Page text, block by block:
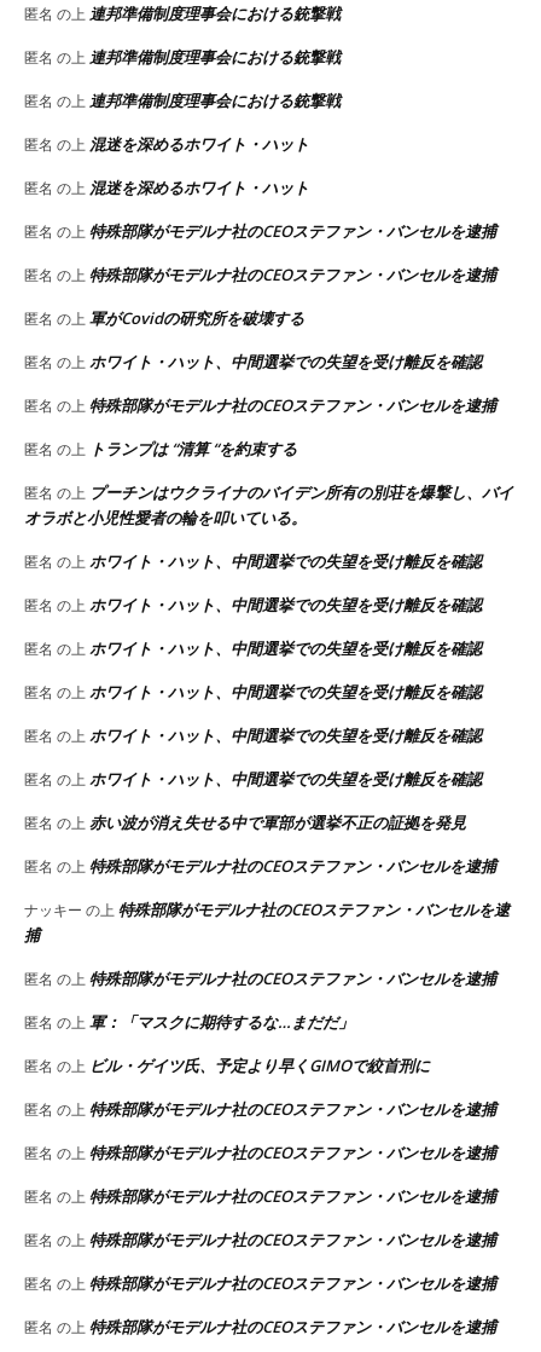
匿名 の上 連邦準備制度理事会における銃撃戦
匿名 の上 連邦準備制度理事会における銃撃戦
匿名 の上 連邦準備制度理事会における銃撃戦
匿名 の上 混迷を深めるホワイト・ハット
匿名 の上 混迷を深めるホワイト・ハット
匿名 の上 特殊部隊がモデルナ社のCEOステファン・バンセルを逮捕
匿名 の上 特殊部隊がモデルナ社のCEOステファン・バンセルを逮捕
匿名 の上 軍がCovidの研究所を破壊する
匿名 の上 ホワイト・ハット、中間選挙での失望を受け離反を確認
匿名 の上 特殊部隊がモデルナ社のCEOステファン・バンセルを逮捕
匿名 の上 トランプは “清算 “を約束する
匿名 の上 プーチンはウクライナのバイデン所有の別荘を爆撃し、バイ
オラボと小児性愛者の輪を叩いている。
匿名 の上 ホワイト・ハット、中間選挙での失望を受け離反を確認
匿名 の上 ホワイト・ハット、中間選挙での失望を受け離反を確認
匿名 の上 ホワイト・ハット、中間選挙での失望を受け離反を確認
匿名 の上 ホワイト・ハット、中間選挙での失望を受け離反を確認
匿名 の上 ホワイト・ハット、中間選挙での失望を受け離反を確認
匿名 の上 ホワイト・ハット、中間選挙での失望を受け離反を確認
匿名 の上 赤い波が消え失せる中で軍部が選挙不正の証拠を発見
匿名 の上 特殊部隊がモデルナ社のCEOステファン・バンセルを逮捕
ナッキー の上 特殊部隊がモデルナ社のCEOステファン・バンセルを逮
捕
匿名 の上 特殊部隊がモデルナ社のCEOステファン・バンセルを逮捕
匿名 の上 軍：「マスクに期待するな…まだだ」
匿名 の上 ビル・ゲイツ氏、予定より早くGIMOで絞首刑に
匿名 の上 特殊部隊がモデルナ社のCEOステファン・バンセルを逮捕
匿名 の上 特殊部隊がモデルナ社のCEOステファン・バンセルを逮捕
匿名 の上 特殊部隊がモデルナ社のCEOステファン・バンセルを逮捕
匿名 の上 特殊部隊がモデルナ社のCEOステファン・バンセルを逮捕
匿名 の上 特殊部隊がモデルナ社のCEOステファン・バンセルを逮捕
匿名 の上 特殊部隊がモデルナ社のCEOステファン・バンセルを逮捕